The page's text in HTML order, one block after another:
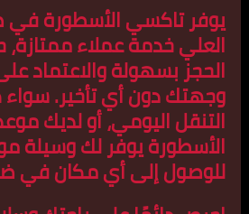
يوفر تاكسي الأسطورة في
العلي خدمة عملاء
الحجز بسهولة والاعتماد
وجهتك دون أي تأخير.
التنقل اليومي، أو لديك
الأسطورة يوفر لك وسيلة
للوصول إلى أي مكان في